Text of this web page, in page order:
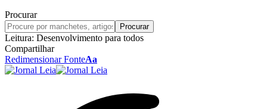
Procurar
Leitura: Desenvolvimento para todos
Compartilhar
Redimensionar FonteAa